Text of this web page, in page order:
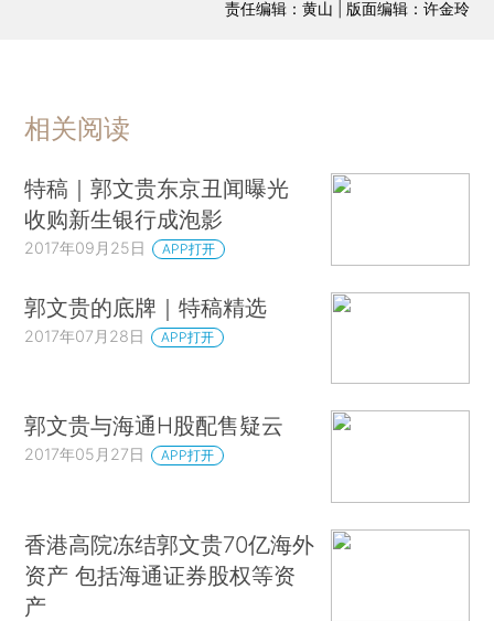
责任编辑：黄山 | 版面编辑：许金玲
相关阅读
特稿｜郭文贵东京丑闻曝光
收购新生银行成泡影
2017年09月25日 APP打开
郭文贵的底牌｜特稿精选
2017年07月28日 APP打开
郭文贵与海通H股配售疑云
2017年05月27日 APP打开
香港高院冻结郭文贵70亿海外
资产 包括海通证券股权等资
产